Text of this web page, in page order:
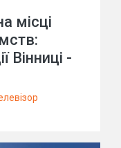
місці
Вінниці -